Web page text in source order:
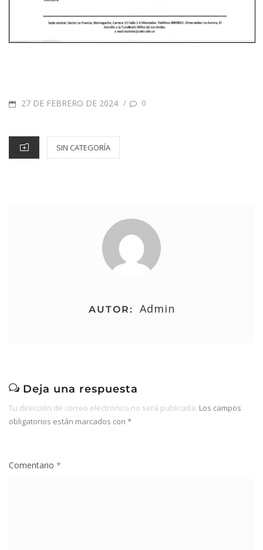
27 DE FEBRERO DE 2024 / 0
SIN CATEGORÍA
AUTOR: Admin
Deja una respuesta
Tu dirección de correo electrónico no será publicada. Los campos
obligatorios están marcados con *
Comentario *